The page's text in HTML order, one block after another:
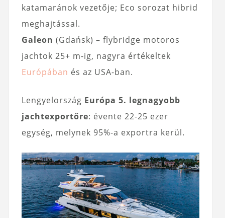
katamaránok vezetője; Eco sorozat hibrid
meghajtással.
Galeon (Gdańsk) – flybridge motoros
jachtok 25+ m-ig, nagyra értékeltek
Európában és az USA-ban.
Lengyelország Európa 5. legnagyobb
jachtexportőre: évente 22-25 ezer
egység, melynek 95%-a exportra kerül.